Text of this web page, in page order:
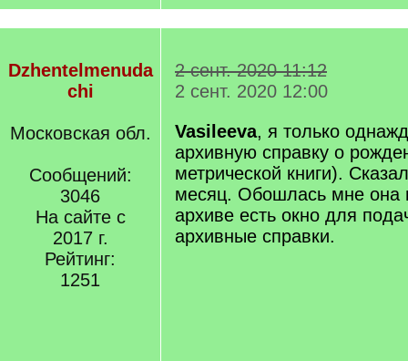
Dzhentelmenuda
chi
Московская обл.
Сообщений:
3046
На сайте с
2017 г.
Рейтинг:
1251
2 сент. 2020 11:12
2 сент. 2020 12:00
Vasileeva, я только
архивную справку о
метрической книги).
месяц. Обошлась мне она
архиве есть окно для
архивные справки.